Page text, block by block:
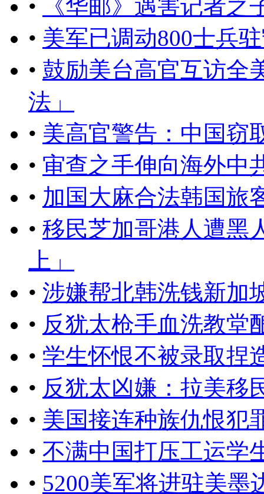
•
《华邮》遇害记者
• 美军已调动800士兵
• 鼓励美台高官互访全
法」
• 美高官警告：中国窃
• 审查之手伸向海外中
• 加国大麻合法韩国旅
• 移民芝加哥港人遭黑
上」
• 涉嫌帮北韩洗钱新加
• 反犹太枪手血洗教堂
• 学生怀恨不被录取捏
• 反犹太凶嫌：拉美移
• 美国接连种族仇恨犯
• 不满中国打压工运学
• 5200美军将进驻美墨